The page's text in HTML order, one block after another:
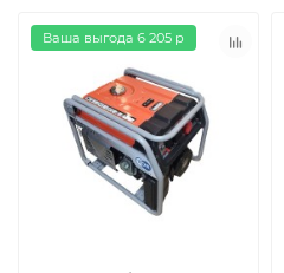
Ваша выгода 6 205 р